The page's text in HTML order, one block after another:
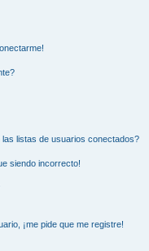
listas de usuarios conectados?
siendo incorrecto!
¡me pide que me registre!